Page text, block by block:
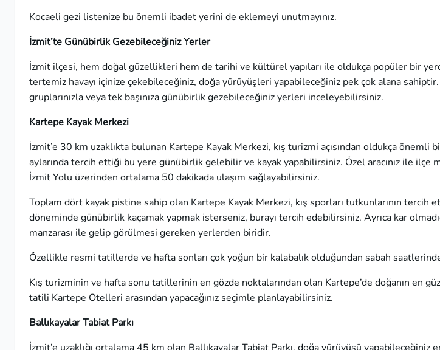
Kocaeli gezi listenize bu önemli ibadet yerini de eklemeyi unutmayınız.
İzmit’te Günübirlik Gezebileceğiniz Yerler
İzmit ilçesi, hem doğal güzellikleri hem de tarihi ve kültürel yapıları ile oldukça popüler bir
tertemiz havayı içinize çekebileceğiniz, doğa yürüyüşleri yapabileceğiniz pek çok alana
gruplarınızla veya tek başınıza günübirlik gezebileceğiniz yerleri inceleyebilirsiniz.
Kartepe Kayak Merkezi
İzmit’e 30 km uzaklıkta bulunan Kartepe Kayak Merkezi, kış turizmi açısından oldukça önemli
aylarında tercih ettiği bu yere günübirlik gelebilir ve kayak yapabilirsiniz. Özel aracınız ile ilçe
İzmit Yolu üzerinden ortalama 50 dakikada ulaşım sağlayabilirsiniz.
Toplam dört kayak pistine sahip olan Kartepe Kayak Merkezi, kış sporları tutkunlarının tercih
döneminde günübirlik kaçamak yapmak isterseniz, burayı tercih edebilirsiniz. Ayrıca kar
manzarası ile gelip görülmesi gereken yerlerden biridir.
Özellikle resmi tatillerde ve hafta sonları çok yoğun bir kalabalık olduğundan sabah
Kış turizminin ve hafta sonu tatillerinin en gözde noktalarından olan Kartepe’de doğanın en
tatili Kartepe Otelleri arasından yapacağınız seçimle planlayabilirsiniz.
Ballıkayalar Tabiat Parkı